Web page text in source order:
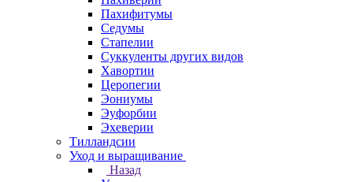
Пахифитумы
Седумы
Стапелии
Суккуленты других видов
Хавортии
Церопегии
Эониумы
Эуфорбии
Эхеверии
Тилландсии
Уход и выращивание
Назад